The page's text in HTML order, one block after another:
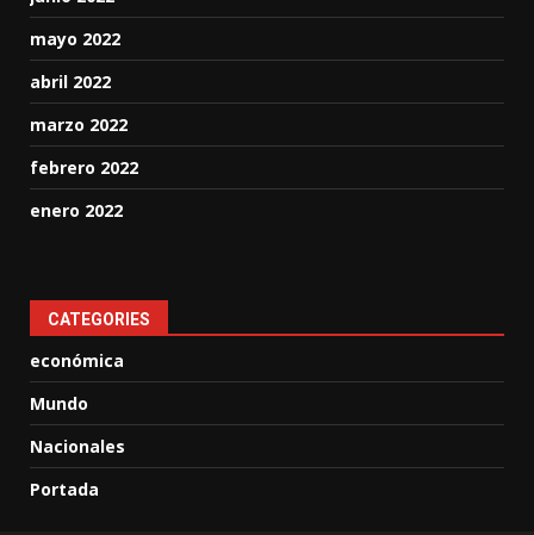
mayo 2022
abril 2022
marzo 2022
febrero 2022
enero 2022
CATEGORIES
económica
Mundo
Nacionales
Portada